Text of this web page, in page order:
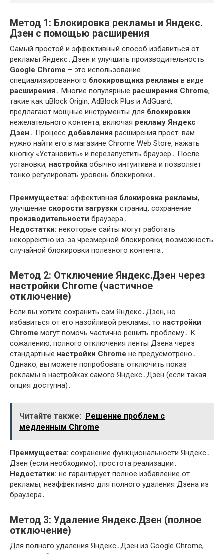
Метод 1: Блокировка рекламы и Яндекс․
Дзен с помощью расширения
Самый простой и эффективный способ избавиться от
рекламы Яндекс․Дзен и улучшить производительность
Google Chrome – это использование
специализированного блокировщика рекламы в виде
расширения ․ Многие популярные расширения Chrome,
такие как uBlock Origin, AdBlock Plus и AdGuard,
предлагают мощные инструменты для блокировки
нежелательного контента, включая рекламу Яндекс
Дзен ․ Процесс добавления расширения прост: вам
нужно найти его в магазине Chrome Web Store, нажать
кнопку «Установить» и перезапустить браузер․ После
установки, настройка обычно интуитивна и позволяет
тонко регулировать уровень блокировки․
Преимущества: эффективная блокировка рекламы,
улучшение скорости загрузки страниц, сохранение
производительности браузера․
Недостатки: некоторые сайты могут работать
некорректно из-за чрезмерной блокировки, возможность
случайной блокировки полезного контента․
Метод 2: Отключение Яндекс․Дзен через
настройки Chrome (частичное
отключение)
Если вы хотите сохранить сам Яндекс․Дзен, но
избавиться от его назойливой рекламы, то настройки
Chrome могут помочь частично решить проблему․ К
сожалению, полного отключения ленты Дзена через
стандартные настройки Chrome не предусмотрено․
Однако, вы можете попробовать отключить показ
рекламы в настройках самого Яндекс․Дзен (если такая
опция доступна)․
Читайте также: Решение проблем с
медленным Chrome
Преимущества: сохранение функциональности Яндекс․
Дзен (если необходимо), простота реализации․
Недостатки: не гарантирует полное избавление от
рекламы, неэффективно для полного удаления Дзена из
браузера․
Метод 3: Удаление Яндекс․Дзен (полное
отключение)
Для полного удаления Яндекс․Дзен из Google Chrome,